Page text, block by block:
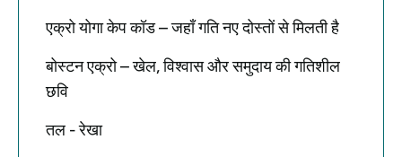
एक्रो योगा केप कॉड – जहाँ गति नए दोस्तों से मिलती है
बोस्टन एक्रो – खेल, विश्वास और समुदाय की गतिशील
छवि
तल - रेखा